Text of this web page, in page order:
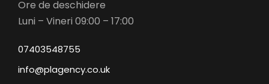
Ore de deschidere
Luni – Vineri 09:00 – 17:00
07403548755
info@plagency.co.uk